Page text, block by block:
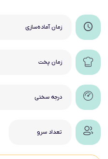
زمان آماده‌سازی
زمان پخت
درجه سختی
تعداد سرو